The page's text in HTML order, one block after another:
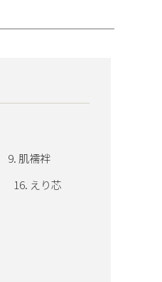
肌襦袢
えり芯